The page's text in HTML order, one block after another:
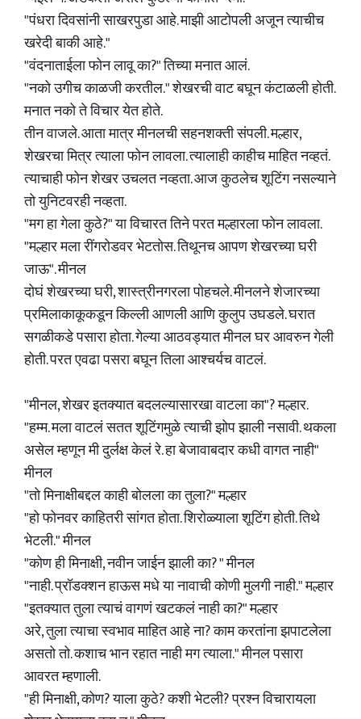
"पंधरा दिवसांनी साखरपुडा आहे. माझी आटोपली अजून त्याचीच
खरेदी बाकी आहे."
"वंदनाताईला फोन लावू का?" तिच्या मनात आलं.
"नको उगीच काळजी करतील." शेखरची वाट बघून कंटाळली होती.
मनात नको ते विचार येत होते.
तीन वाजले. आता मात्र मीनलची सहनशक्ती संपली. मल्हार,
शेखरचा मित्र त्याला फोन लावला. त्यालाही काहीच माहित नव्हतं.
त्याचाही फोन शेखर उचलत नव्हता. आज कुठलेच शूटिंग नसल्याने
तो युनिटवरही नव्हता.
"मग हा गेला कुठे?" या विचारत तिने परत मल्हारला फोन लावला.
"मल्हार मला रींगरोडवर भेटतोस. तिथूनच आपण शेखरच्या घरी
जाऊ". मीनल
दोघं शेखरच्या घरी, शास्त्रीनगरला पोहचले. मीनलने शेजारच्या
प्रमिलाकाकूकडून किल्ली आणली आणि कुलुप उघडले. घरात
सगळीकडे पसारा होता. गेल्या आठवड्यात मीनल घर आवरुन गेली
होती. परत एवढा पसरा बघून तिला आश्चर्यच वाटलं.
"मीनल, शेखर इतक्यात बदलल्यासारखा वाटला का"? मल्हार.
"हम्म. मला वाटलं सतत शूटिंगमुळे त्याची झोप झाली नसावी. थकला
असेल म्हणून मी दुर्लक्ष केलं रे. हा बेजावाबदार कधी वागत नाही"
मीनल
"तो मिनाक्षीबद्दल काही बोलला का तुला?" मल्हार
"हो फोनवर काहितरी सांगत होता. शिरोळ्याला शूटिंग होती. तिथे
भेटली." मीनल
"कोण ही मिनाक्षी, नवीन जाईन झाली का? " मीनल
"नाही. प्रॉडक्शन हाऊस मधे या नावाची कोणी मुलगी नाही." मल्हार
"इतक्यात तुला त्याचं वागणं खटकलं नाही का?" मल्हार
अरे, तुला त्याचा स्वभाव माहित आहे ना? काम करतांना झपाटलेला
असतो तो. कशाच भान रहात नाही मग त्याला." मीनल पसारा
आवरत म्हणाली.
"ही मिनाक्षी, कोण? याला कुठे? कशी भेटली? प्रश्न विचारायला